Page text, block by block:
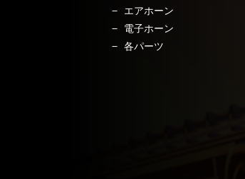
エアホーン
電子ホーン
各パーツ